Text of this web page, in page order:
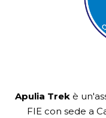
Apulia Trekè
FIEcon sede a